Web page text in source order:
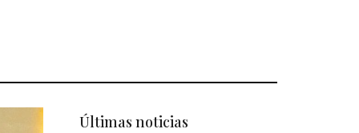
Últimas noticias